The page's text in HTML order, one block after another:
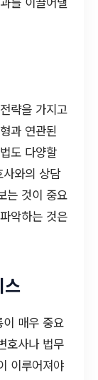
략을 가지고
과 연관된
도 다양할
와의 상담
는 것이 중요
악하는 것은
매우 중요
호사나 법무
이루어져야